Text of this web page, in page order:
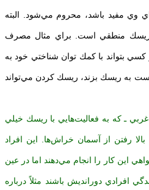
وي مفيد باشد، محروم مي‌شود. البته
ريسك منطقي است. براي مثال مصرف
بتواند با كمك توان شناختي خود به
به ريسك بزند، ريسك كردن مي‌تواند
ـ كه به فعاليت‌هايي با ريسك خيلي
بالا رفتن از آسمان خراش‌ها. اين افراد
اين كار را انجام مي‌دهند اما در عين
افرادي دورانديش باشند مثلاً درباره